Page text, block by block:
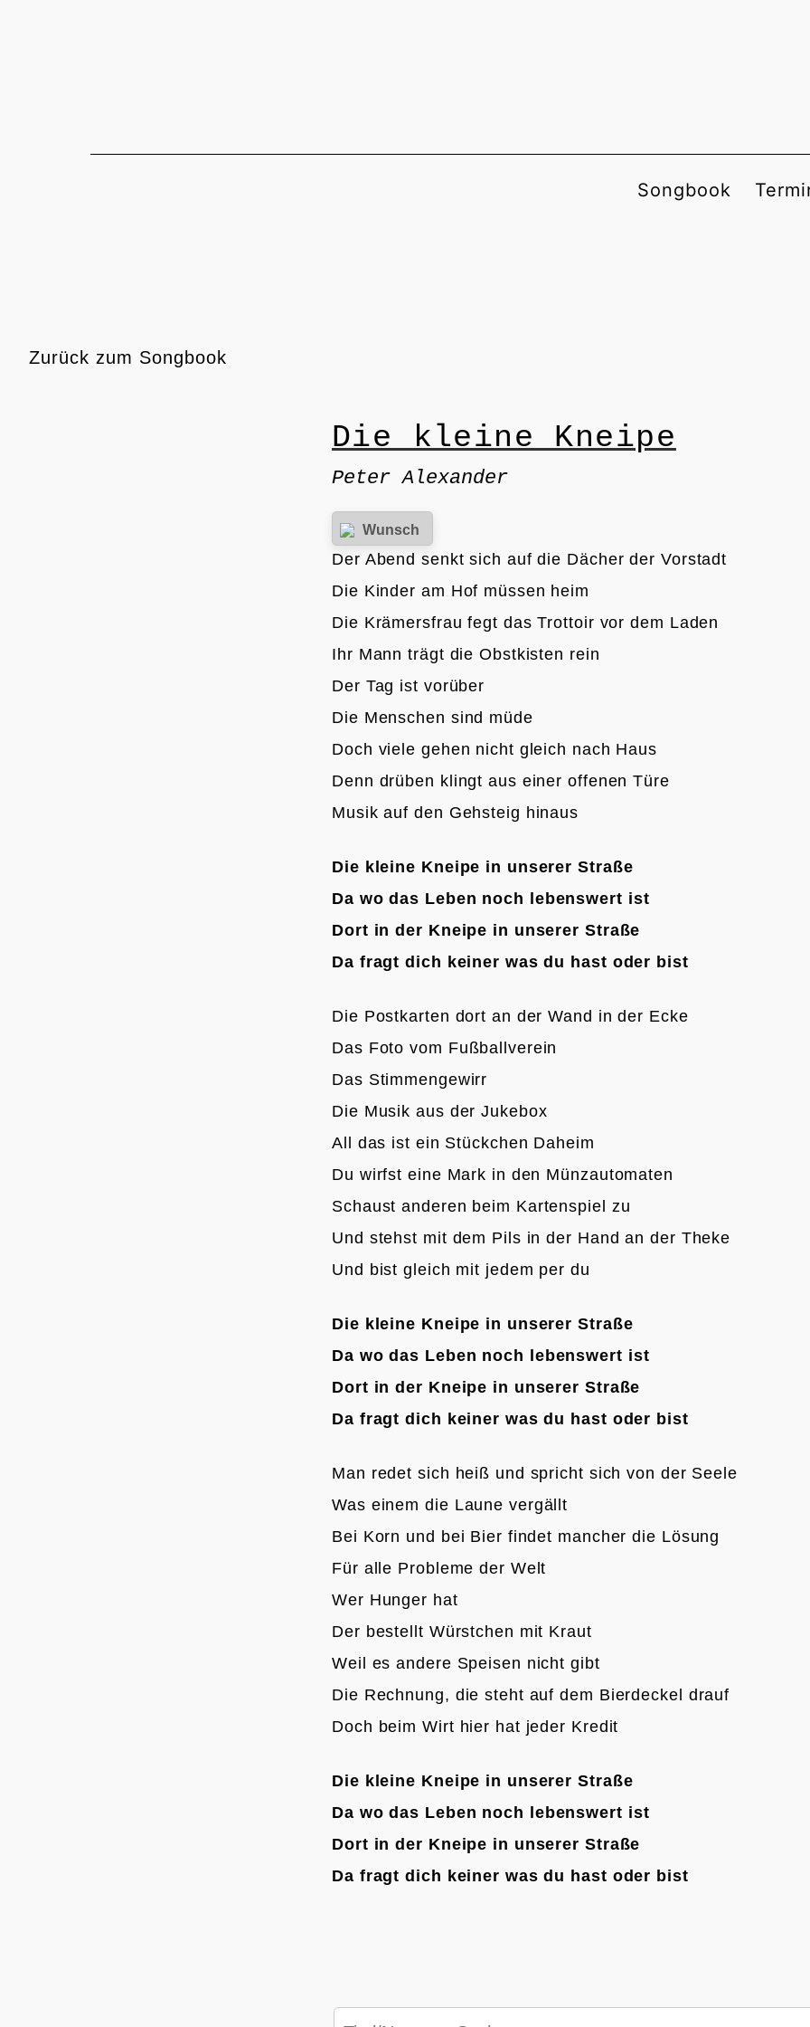
Songbook
Zurück zum Songbook
Die kleine Kneipe
Peter Alexander
Wunsch
Der Abend senkt sich auf die Dächer der Vorstadt
Die Kinder am Hof müssen heim
Die Krämersfrau fegt das Trottoir vor dem Laden
Ihr Mann trägt die Obstkisten rein
Der Tag ist vorüber
Die Menschen sind müde
Doch viele gehen nicht gleich nach Haus
Denn drüben klingt aus einer offenen Türe
Musik auf den Gehsteig hinaus
Die kleine Kneipe in unserer Straße
Da wo das Leben noch lebenswert ist
Dort in der Kneipe in unserer Straße
Da fragt dich keiner was du hast oder bist
Die Postkarten dort an der Wand in der Ecke
Das Foto vom Fußballverein
Das Stimmengewirr
Die Musik aus der Jukebox
All das ist ein Stückchen Daheim
Du wirfst eine Mark in den Münzautomaten
Schaust anderen beim Kartenspiel zu
Und stehst mit dem Pils in der Hand an der Theke
Und bist gleich mit jedem per du
Die kleine Kneipe in unserer Straße
Da wo das Leben noch lebenswert ist
Dort in der Kneipe in unserer Straße
Da fragt dich keiner was du hast oder bist
Man redet sich heiß und spricht sich von der Seele
Was einem die Laune vergällt
Bei Korn und bei Bier findet mancher die Lösung
Für alle Probleme der Welt
Wer Hunger hat
Der bestellt Würstchen mit Kraut
Weil es andere Speisen nicht gibt
Die Rechnung, die steht auf dem Bierdeckel drauf
Doch beim Wirt hier hat jeder Kredit
Die kleine Kneipe in unserer Straße
Da wo das Leben noch lebenswert ist
Dort in der Kneipe in unserer Straße
Da fragt dich keiner was du hast oder bist